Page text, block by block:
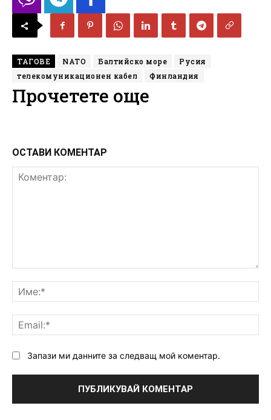
ТАГОВЕ NATO Балтийско море
Русия
телекомуникационен кабел
Финландия
Прочетете още
ОСТАВИ КОМЕНТАР
Запази ми данните за следващ мой коментар.